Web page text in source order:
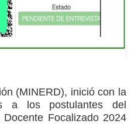
(MINERD), inició con la
a los postulantes del
Focalizado 2024